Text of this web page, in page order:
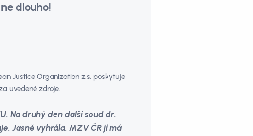
dlouho!
Justice Organization z.s. poskytuje
uvedené zdroje.
Na druhý den další soud dr.
Jasně vyhrála. MZV ČR jí má